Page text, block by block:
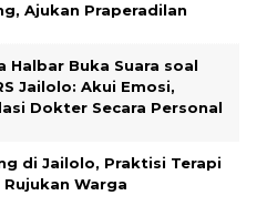
Ajukan Praperadilan
Halbar Buka Suara soal
Jailolo: Akui Emosi,
Dokter Secara Personal
di Jailolo, Praktisi Terapi
Warga